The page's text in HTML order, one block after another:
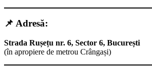
📌 Adresă:
Strada Rușețu nr. 6, Sector 6, București
(în apropiere de metrou Crângași)